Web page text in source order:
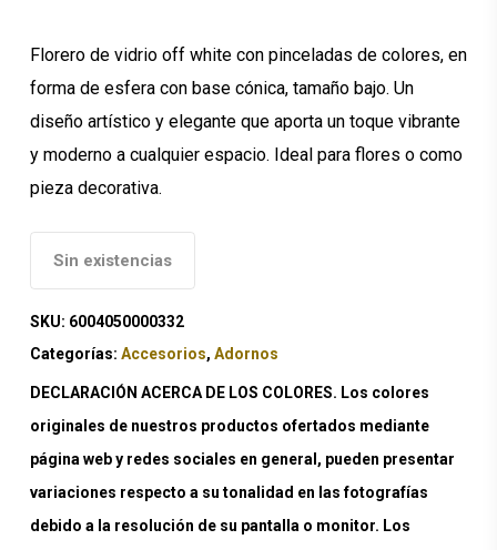
Florero de vidrio off white con pinceladas de colores, en
forma de esfera con base cónica, tamaño bajo. Un
diseño artístico y elegante que aporta un toque vibrante
y moderno a cualquier espacio. Ideal para flores o como
pieza decorativa.
Sin existencias
SKU: 6004050000332
Categorías: Accesorios, Adornos
DECLARACIÓN ACERCA DE LOS COLORES. Los colores
originales de nuestros productos ofertados mediante
página web y redes sociales en general, pueden presentar
variaciones respecto a su tonalidad en las fotografías
debido a la resolución de su pantalla o monitor. Los